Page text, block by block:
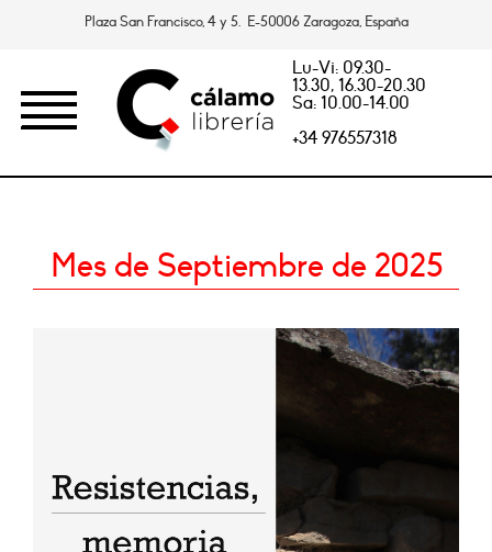
Plaza San Francisco, 4 y 5. E-50006 Zaragoza, España
Lu-Vi: 09.30-
13.30, 16.30-20.30
Sa: 10.00-14.00
+34 976557318
Mes de Septiembre de 2025